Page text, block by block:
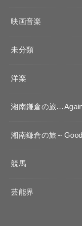
映画音楽
未分類
洋楽
湘南鎌倉の旅
湘南鎌倉の旅～
競馬
芸能界